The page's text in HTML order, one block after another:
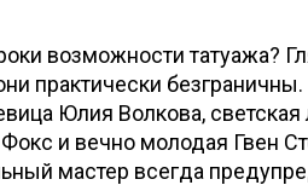
возможности татуажа?
практически
Юлия Волкова,
и вечно молодая Гвен
мастер всегда